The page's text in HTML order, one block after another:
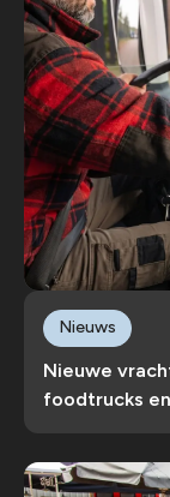
Nieuwe
foodtrucks
Nieuws